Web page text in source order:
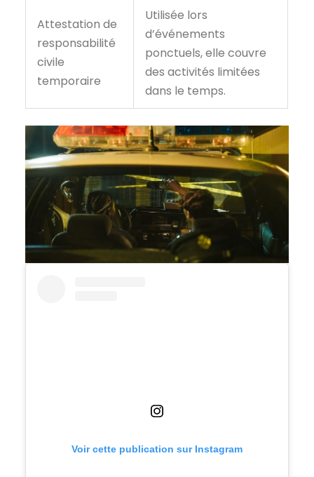
Attestation de
responsabilité
civile
temporaire
Utilisée lors
d’événements
ponctuels, elle couvre
des activités limitées
dans le temps.
Voir cette publication sur Instagram